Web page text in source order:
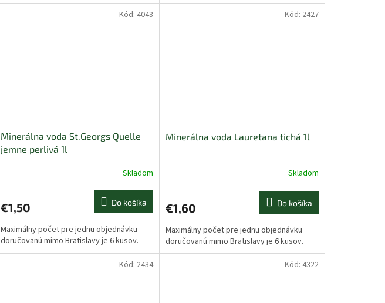
Minerálna voda St.Georgs Quelle
jemne perlivá 1l
Skladom
€1,50 Do košíka
Maximálny počet pre jednu objednávku
doručovanú mimo Bratislavy je 6 kusov.
Kód: 4043
Minerálna voda Lauretana tichá 1l
Skladom
€1,60 Do košíka
Maximálny počet pre jednu objednávku
doručovanú mimo Bratislavy je 6 kusov.
Kód: 2427
Kód: 2434 Kód: 4322